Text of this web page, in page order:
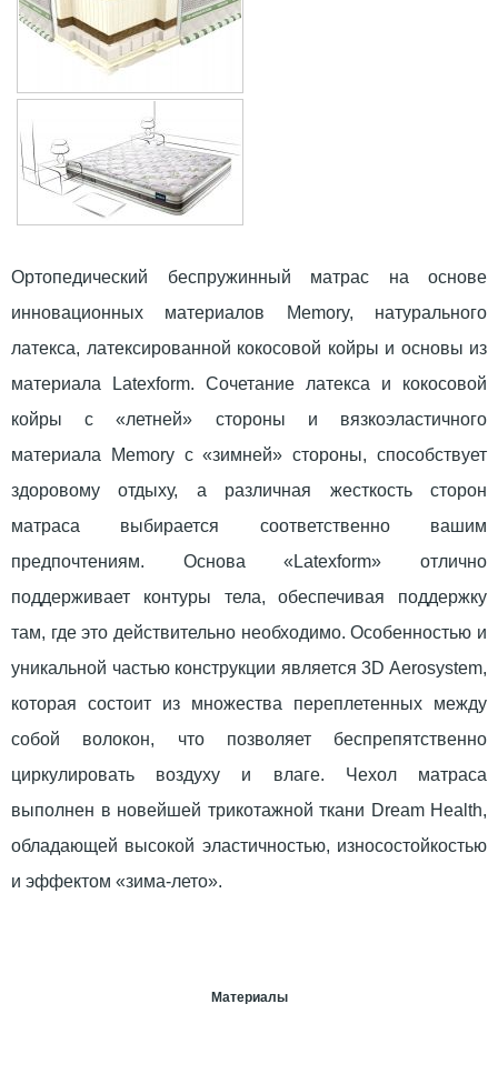
Ортопедический беспружинный матрас на основе
инновационных материалов Memory, натурального
латекса, латексированной кокосовой койры и основы из
материала Latexform. Сочетание латекса и кокосовой
койры с «летней» стороны и вязкоэластичного
материала Memory c «зимней» стороны, способствует
здоровому отдыху, а различная жесткость сторон
матраса выбирается соответственно вашим
предпочтениям. Основа «Latexform» отлично
поддерживает контуры тела, обеспечивая поддержку
там, где это действительно необходимо. Особенностью и
уникальной частью конструкции является 3D Aerosystem,
которая состоит из множества переплетенных между
собой волокон, что позволяет беспрепятственно
циркулировать воздуху и влаге. Чехол матраса
выполнен в новейшей трикотажной ткани Dream Health,
обладающей высокой эластичностью, износостойкостью
и эффектом «зима-лето».
Материалы